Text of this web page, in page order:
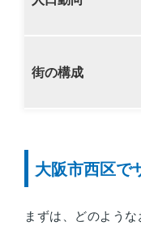
街の構成
大阪市西区で
まずは、どのよう